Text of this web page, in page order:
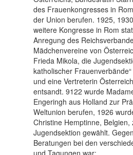
des Frauenkongresses in
der Union berufen. 1925,
weitere Kongresse in Rom
Anregung des
Mädchenvereine von
Frieda Mikola, die
katholischer
und eine Vertreterin
entsandt. 9122 wurde
Engeringh aus Holland zur
Weltunion berufen, 1926
Christine Hemptinne,
Jugendsektion gewählt.
Beratungen bei den
und Tagungen war: